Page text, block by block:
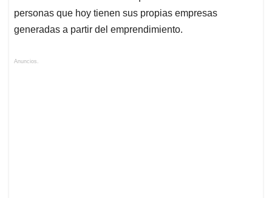
personas que hoy tienen sus propias empresas
generadas a partir del emprendimiento.
Anuncios.